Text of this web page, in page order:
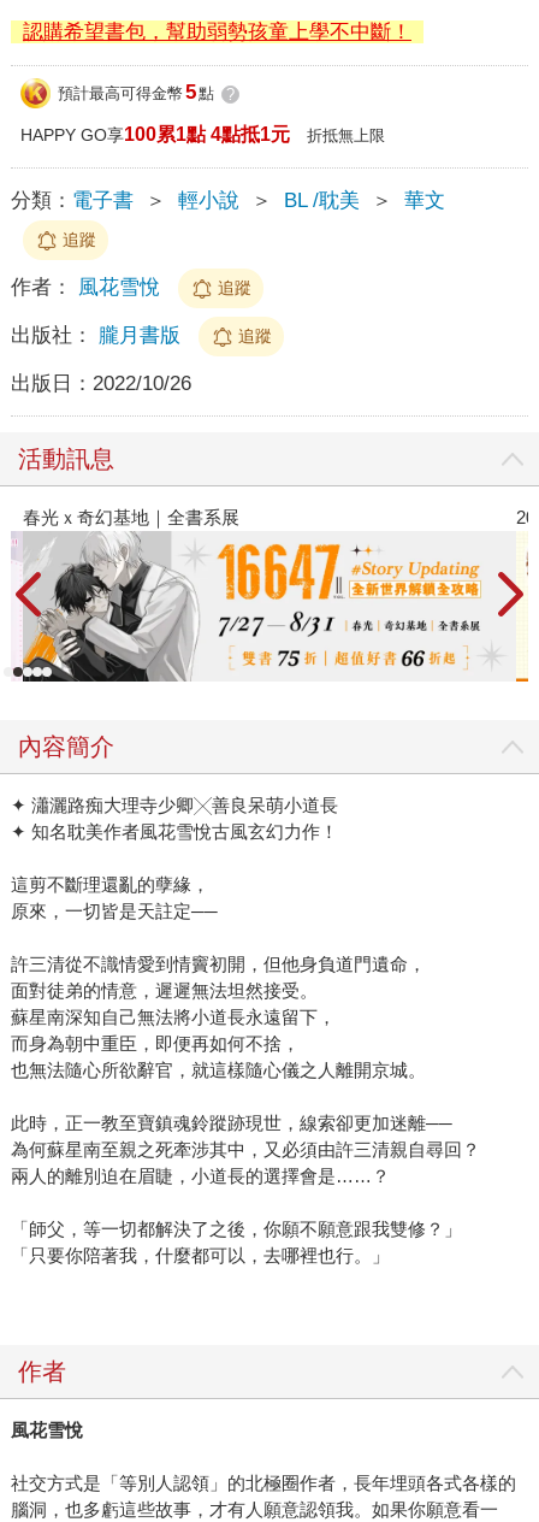
認購希望書包，幫助弱勢孩童上學不中斷！
預計最高可得金幣 5點 ?
HAPPY GO享100累1點 4點抵1元 折抵無上限
分類： 電子書 ＞ 輕小說 ＞ BL /耽美 ＞ 華文
追蹤
作者： 風花雪悅 追蹤
出版社： 朧月書版 追蹤
出版日： 2022/10/26
活動訊息
2026金石堂暑假漫博〈你好，我吃一點〉第二波
內容簡介
✦ 瀟灑路痴大理寺少卿╳善良呆萌小道長
✦ 知名耽美作者風花雪悅古風玄幻力作！
這剪不斷理還亂的孽緣，
原來，一切皆是天註定──
許三清從不識情愛到情竇初開，但他身負道門遺命，
面對徒弟的情意，遲遲無法坦然接受。
蘇星南深知自己無法將小道長永遠留下，
而身為朝中重臣，即便再如何不捨，
也無法隨心所欲辭官，就這樣隨心儀之人離開京城。
此時，正一教至寶鎮魂鈴蹤跡現世，線索卻更加迷離──
為何蘇星南至親之死牽涉其中，又必須由許三清親自尋回？
兩人的離別迫在眉睫，小道長的選擇會是……？
「師父，等一切都解決了之後，你願不願意跟我雙修？」
「只要你陪著我，什麼都可以，去哪裡也行。」
作者
風花雪悅
社交方式是「等別人認領」的北極圈作者，長年埋頭各式各樣的
腦洞，也多虧這些故事，才有人願意認領我。如果你願意看一